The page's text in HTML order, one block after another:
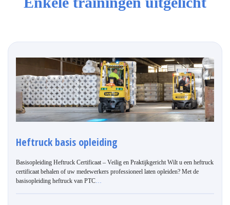
Heftruck basis opleiding
Basisopleiding Heftruck Certificaat – Veilig en Praktijkgericht Wilt u een heftruck
certificaat behalen of uw medewerkers professioneel laten opleiden? Met de
basisopleiding heftruck van PTC…